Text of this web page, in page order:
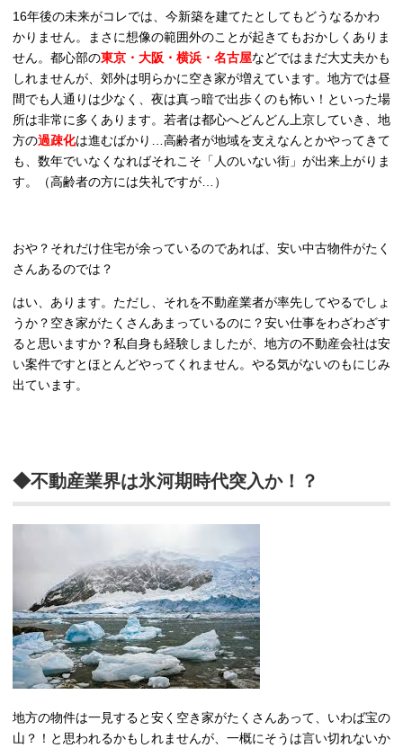
16年後の未来がコレでは、今新築を建てたとしてもどうなるかわ
かりません。まさに想像の範囲外のことが起きてもおかしくありま
せん。都心部の東京・大阪・横浜・名古屋などではまだ大丈夫かも
しれませんが、郊外は明らかに空き家が増えています。地方では昼
間でも人通りは少なく、夜は真っ暗で出歩くのも怖い！といった場
所は非常に多くあります。若者は都心へどんどん上京していき、地
方の過疎化は進むばかり…高齢者が地域を支えなんとかやってきて
も、数年でいなくなればそれこそ「人のいない街」が出来上がりま
す。（高齢者の方には失礼ですが…）
おや？それだけ住宅が余っているのであれば、安い中古物件がたく
さんあるのでは？
はい、あります。ただし、それを不動産業者が率先してやるでしょ
うか？空き家がたくさんあまっているのに？安い仕事をわざわざす
ると思いますか？私自身も経験しましたが、地方の不動産会社は安
い案件ですとほとんどやってくれません。やる気がないのもにじみ
出ています。
◆不動産業界は氷河期時代突入か！？
地方の物件は一見すると安く空き家がたくさんあって、いわば宝の
山？！と思われるかもしれませんが、一概にそうは言い切れないか